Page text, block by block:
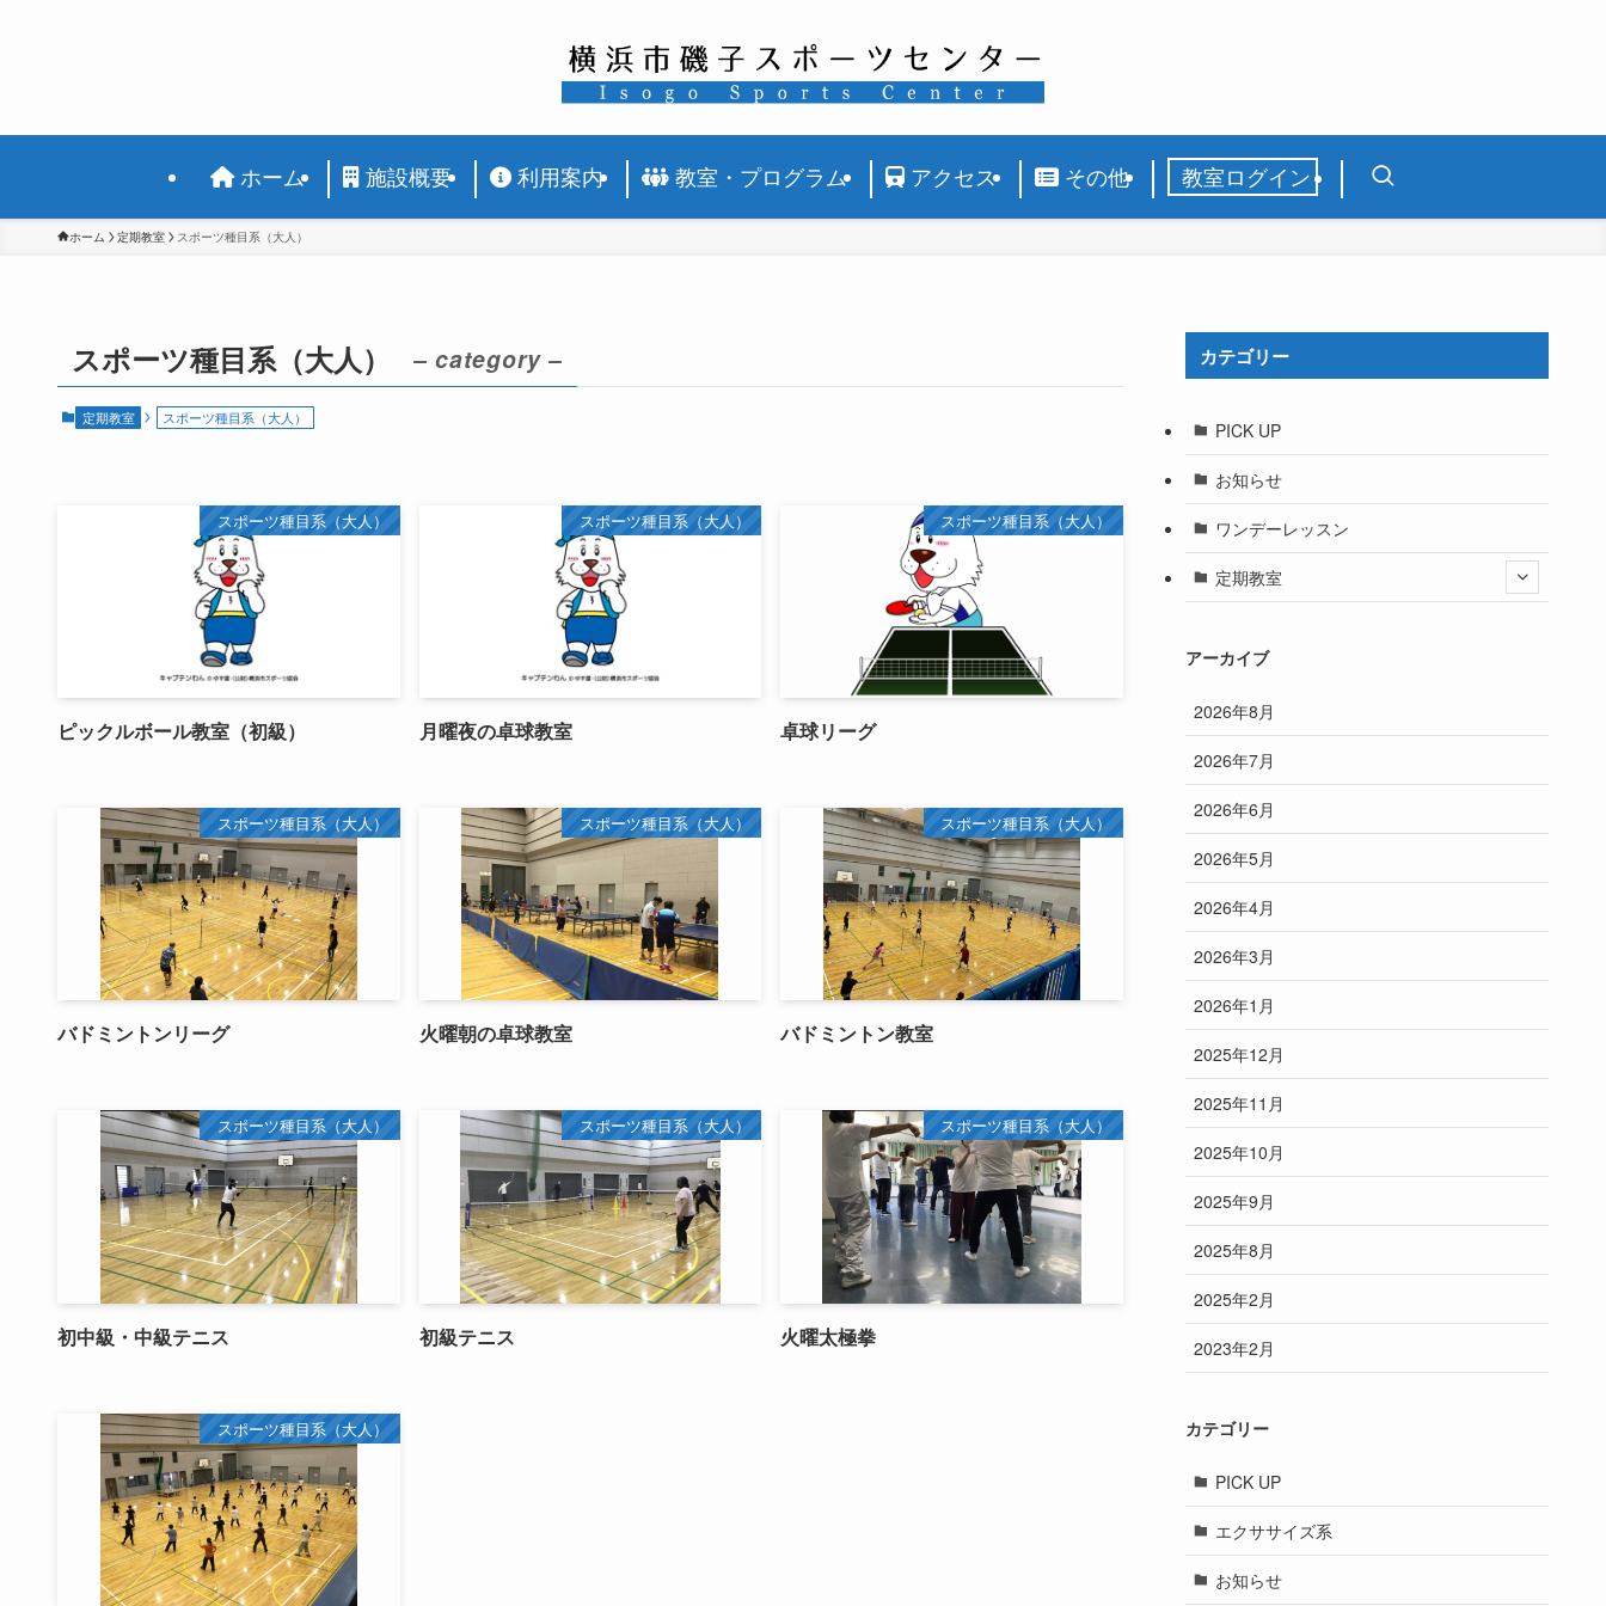
ホーム 施設概要 利用案内 教室・プログラム アクセス その他 教室ログイン
ホーム 定期教室 スポーツ種目系（大人）
スポーツ種目系（大人） – category –
定期教室 スポーツ種目系（大人）
スポーツ種目系（大人）
ピックルボール教室（初級）
スポーツ種目系（大人）
月曜夜の卓球教室
スポーツ種目系（大人）
卓球リーグ
スポーツ種目系（大人）
バドミントンリーグ
スポーツ種目系（大人）
火曜朝の卓球教室
スポーツ種目系（大人）
バドミントン教室
スポーツ種目系（大人）
初中級・中級テニス
スポーツ種目系（大人）
初級テニス
スポーツ種目系（大人）
火曜太極拳
スポーツ種目系（大人）
カテゴリー
PICK UP
お知らせ
ワンデーレッスン
定期教室
アーカイブ
2026年8月
2026年7月
2026年6月
2026年5月
2026年4月
2026年3月
2026年1月
2025年12月
2025年11月
2025年10月
2025年9月
2025年8月
2025年2月
2023年2月
カテゴリー
PICK UP
エクササイズ系
お知らせ